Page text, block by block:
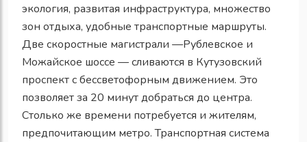
экология, развитая инфраструктура, множество
зон отдыха, удобные транспортные маршруты.
Две скоростные магистрали —Рублевское и
Можайское шоссе — сливаются в Кутузовский
проспект с бессветофорным движением. Это
позволяет за 20 минут добраться до центра.
Столько же времени потребуется и жителям,
предпочитающим метро. Транспортная система